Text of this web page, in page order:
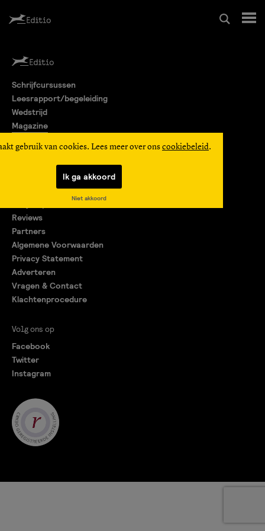
Leesrapport/begeleiding
Wedstrijd
Editio Producties
gebruik van cookies. Lees meer over ons cookiebeleid.
Ik ga akkoord
Niet akkoord
Schrijfcursussen
Leesrapport/begeleiding
Wedstrijd
Magazine
Reviews
Partners
Algemene Voorwaarden
Privacy Statement
Adverteren
Vragen & Contact
Klachtenprocedure
Volg ons op
Facebook
Twitter
Instagram